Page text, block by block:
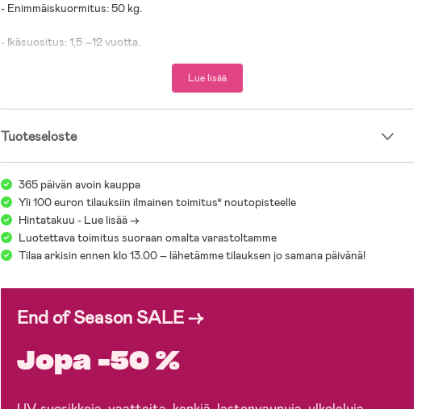
- Enimmäiskuormitus: 50 kg.
- Ikäsuositus: 1,5 –12 vuotta.
Huom! Jollyroom suosittelee asiakkaitaan noudattamaan Liikenneturvan
suositusta siitä, että lapsi matkustaisi mahdollisimman pitkään selkä
menosuuntaan päin, ainakin nelivuotiaaksi asti.
Löydä oikea turvaistuin lapsellesi!
selkä- ja kasvot menosuuntaan asennettavista turvaistuimista sekä ohjeita oikeaan
asennukseen ISOFIXin tai turvavyön avulla. Selitämme paino- ja pituussuositukset,
turvallisuusohjeet ja kuinka käyttää Travel Systemiä turvallisesti. Opas tarjoaa
kaiken tiedon, jonka tarvitset tehdäksesi automatkasta turvallisen, sujuvan ja
mukavan sekä sinulle että lapsellesi, iästä tai tarpeista riippumatta.
Lue lisää
Tuoteseloste
365 päivän avoin kauppa
Yli 100 euron tilauksiin ilmainen toimitus* noutopisteelle
Hintatakuu - Lue lisää ->
Luotettava toimitus suoraan omalta varastoltamme
Tilaa arkisin ennen klo 13.00 – lähetämme tilauksen jo samana päivänä!
End of Season SALE →
Jopa -50 %